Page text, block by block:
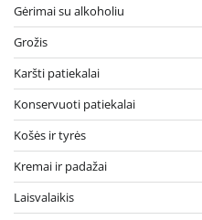
Gėrimai su alkoholiu
Grožis
Karšti patiekalai
Konservuoti patiekalai
Košės ir tyrės
Kremai ir padažai
Laisvalaikis